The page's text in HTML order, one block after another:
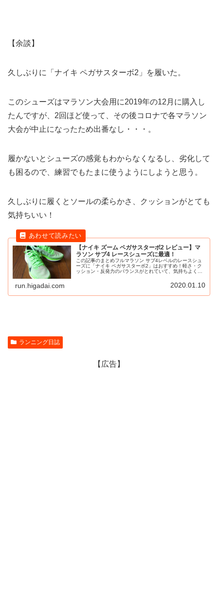
【余談】
久しぶりに「ナイキ ペガサスターボ2」を履いた。
このシューズはマラソン大会用に2019年の12月に購入し
たんですが、2回ほど使って、その後コロナで各マラソン
大会が中止になったため出番なし・・・。
履かないとシューズの感覚もわからなくなるし、劣化して
も困るので、練習でもたまに使うようにしようと思う。
久しぶりに履くとソールの柔らかさ、クッションがとても
気持ちいい！
【ナイキ ズーム ペガサスターボ2 レビュー】マ
ラソン サブ4 レースシューズに最適！
この記事のまとめフルマラソン サブ4レベルのレースシュ
ーズに「ナイキ ペガサスターボ2」はおすすめ！軽さ・ク
ッション・反発力のバランスがとれていて、気持ちよく走
run.higadai.com 2020.01.10
ランニング日誌
【広告】